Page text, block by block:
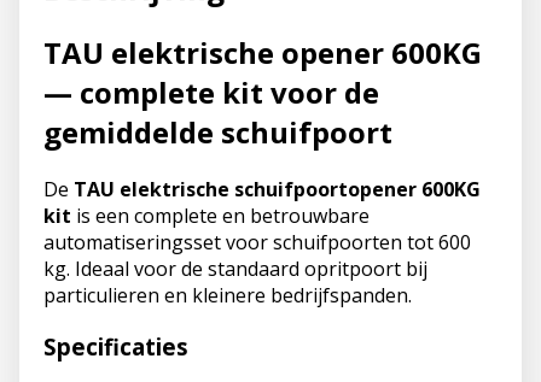
TAU elektrische opener 600KG
— complete kit voor de
gemiddelde schuifpoort
De TAU elektrische schuifpoortopener 600KG
kit is een complete en betrouwbare
automatiseringsset voor schuifpoorten tot 600
kg. Ideaal voor de standaard opritpoort bij
particulieren en kleinere bedrijfspanden.
Specificaties